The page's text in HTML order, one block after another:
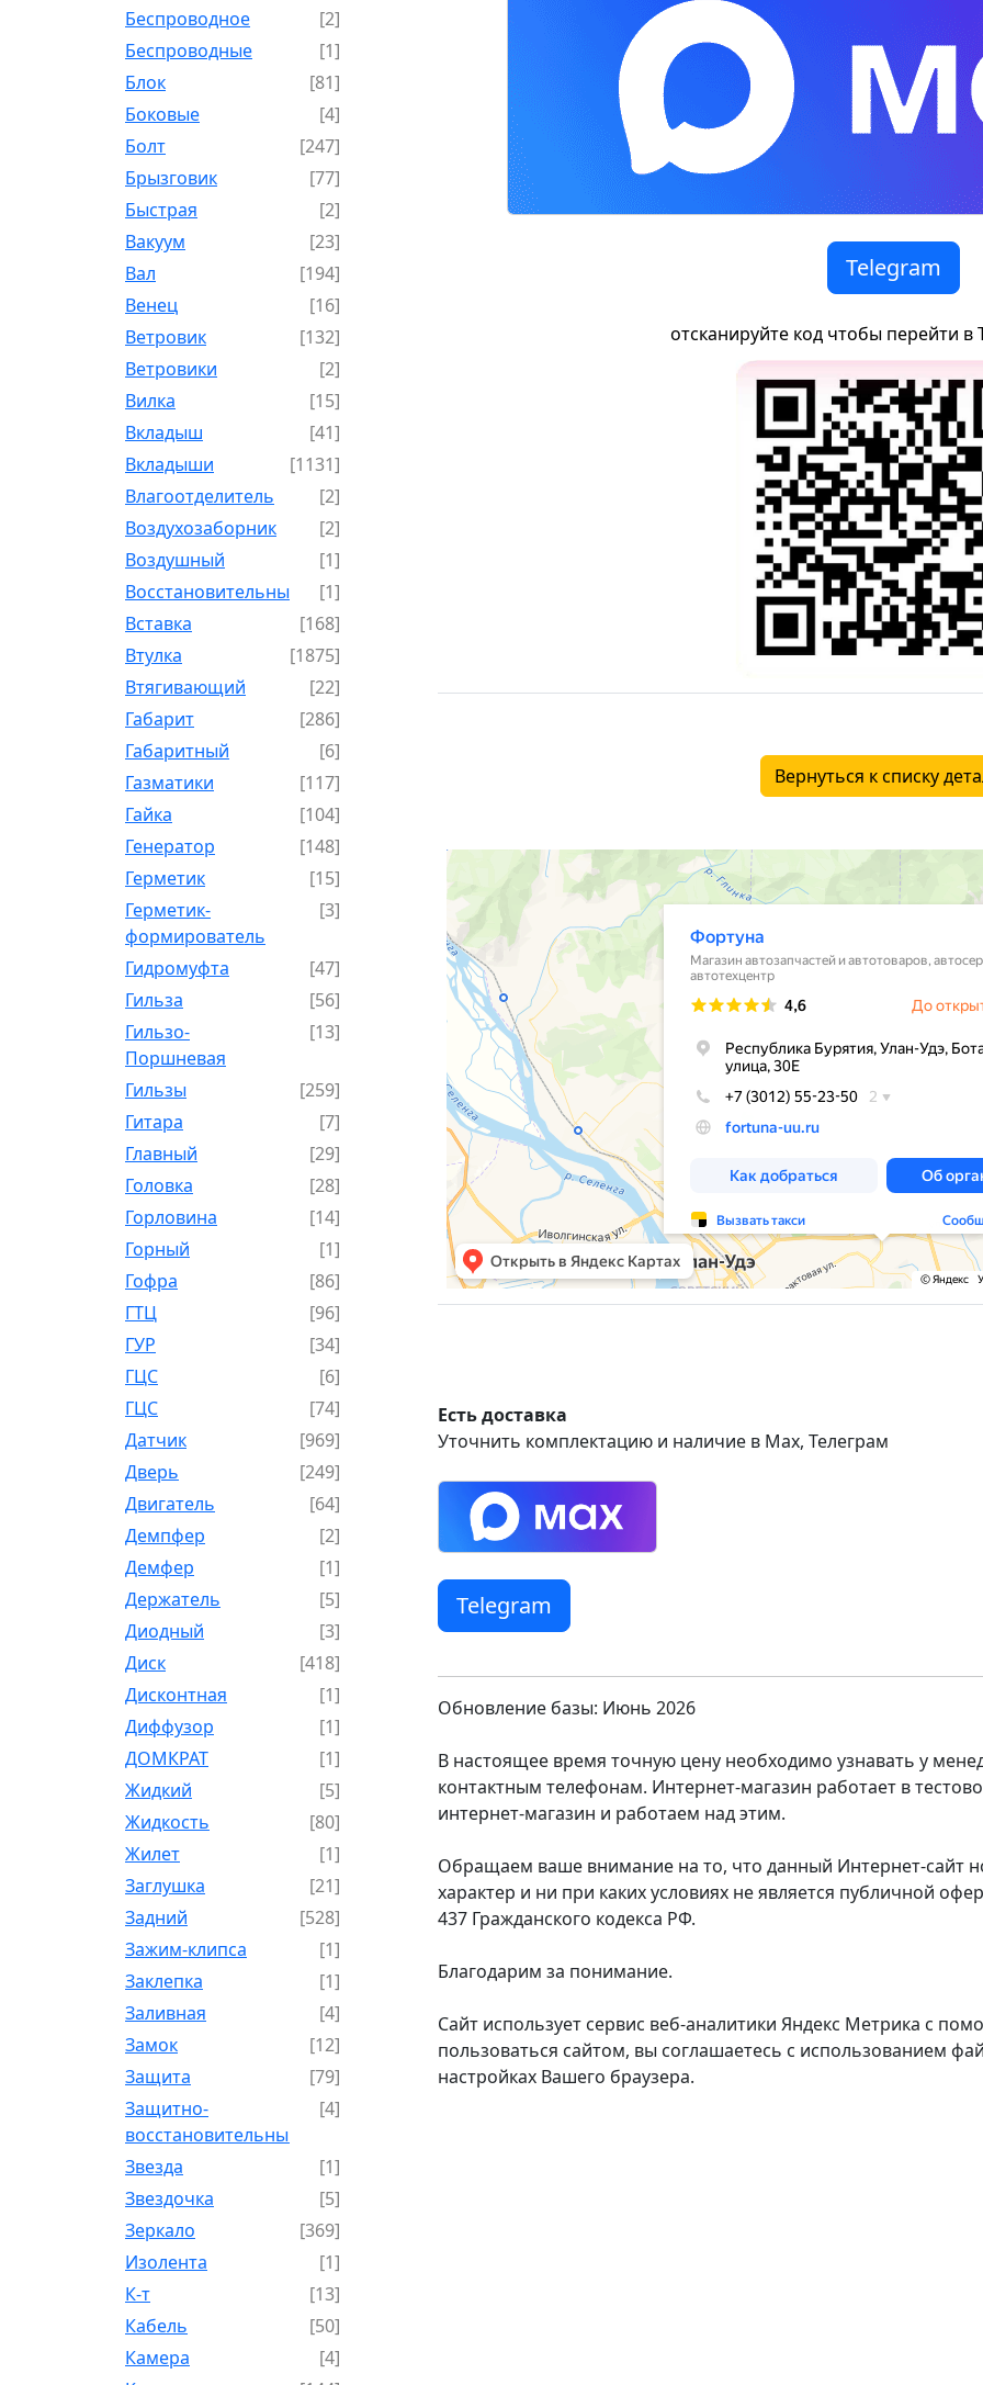
Беспроводное
[2]
Беспроводные
[1]
Блок
[81]
Боковые
[4]
Болт
[247]
Брызговик
[77]
Быстрая
[2]
Вакуум
[23]
Вал
[194]
Венец
[16]
Ветровик
[132]
Ветровики
[2]
Вилка
[15]
Вкладыш
[41]
Вкладыши
[1131]
Влагоотделитель
[2]
Воздухозаборник
[2]
Воздушный
[1]
Восстановительный
[1]
Вставка
[168]
Втулка
[1875]
Втягивающий
[22]
Габарит
[286]
Габаритный
[6]
Газматики
[117]
Гайка
[104]
Генератор
[148]
Герметик
[15]
Герметик-
формирователь
[3]
Гидромуфта
[47]
Гильза
[56]
Гильзо-
Поршневая
[13]
Гильзы
[259]
Гитара
[7]
Главный
[29]
Головка
[28]
Горловина
[14]
Горный
[1]
Гофра
[86]
ГТЦ
[96]
ГУР
[34]
ГЦC
[6]
ГЦС
[74]
Датчик
[969]
Дверь
[249]
Двигатель
[64]
Демпфер
[2]
Демфер
[1]
Держатель
[5]
Диодный
[3]
Диск
[418]
Дисконтная
[1]
Диффузор
[1]
ДОМКРАТ
[1]
Жидкий
[5]
Жидкость
[80]
Жилет
[1]
Заглушка
[21]
Задний
[528]
Зажим-клипса
[1]
Заклепка
[1]
Заливная
[4]
Замок
[12]
Защита
[79]
Защитно-
восстановительный
[4]
Звезда
[1]
Звездочка
[5]
Зеркало
[369]
Изолента
[1]
К-т
[13]
Кабель
[50]
Камера
[4]
Telegram
отсканируйте код чтобы перейти в
Вернуться к списку
Есть доставка
Уточнить комплектацию и наличие в Max, Телеграм
Telegram
Обновление базы: Июнь 2026
В настоящее время точную цену необходимо узнавать у
контактным телефонам. Интернет-магазин работает в
интернет-магазин и работаем над этим.
Обращаем ваше внимание на то, что данный Интернет-сайт
характер и ни при каких условиях не является публичной
437 Гражданского кодекса РФ.
Благодарим за понимание.
Сайт использует сервис веб-аналитики Яндекс Метрика с
пользоваться сайтом, вы соглашаетесь с использованием
настройках Вашего браузера.